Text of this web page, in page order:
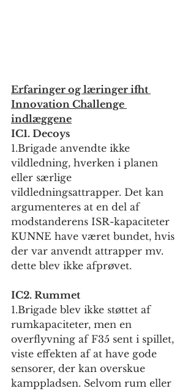
Erfaringer og læringer ifht
Innovation Challenge
indlæggene
IC1. Decoys
1.Brigade anvendte ikke
vildledning, hverken i planen
eller særlige
vildledningsattrapper. Det kan
argumenteres at en del af
modstanderens ISR-kapaciteter
KUNNE have været bundet, hvis
der var anvendt attrapper mv.
dette blev ikke afprøvet.
IC2. Rummet
1.Brigade blev ikke støttet af
rumkapaciteter, men en
overflyvning af F35 sent i spillet,
viste effekten af at have gode
sensorer, der kan overskue
kamppladsen. Selvom rum eller